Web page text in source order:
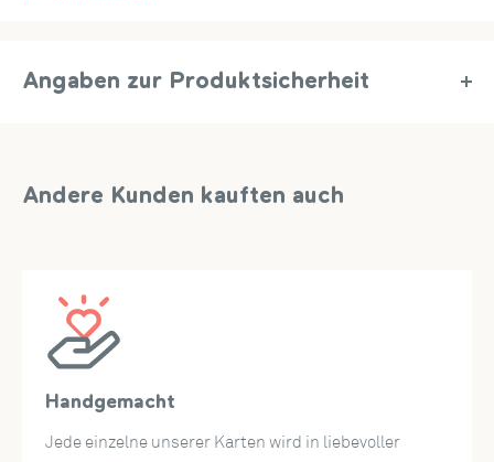
Anlässe für die Mach’s Gut Pop Up Karte:
Umzug, eine Verabschiedung in den Ruhestand (und Rente
unvergessen.
Dank desherausziehbaren Einsteckblatts
Beschriften der Karte problemlos möglich. Außerdem
eignet sich die Tasche für das Einsteckblatt auch als
originelle Verpackung für ein Geldgeschenk oder
Angaben zur Produktsicherheit
Deutschland, service@papercrush.de
Andere Kunden kauften auch
Handgemacht
Jede einzelne unserer Karten wird in liebevoller